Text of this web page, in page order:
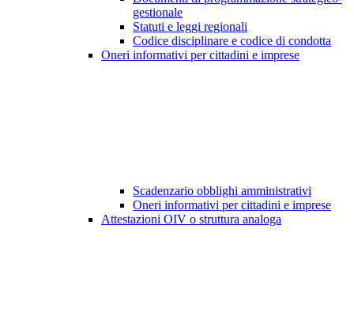
gestionale
Statuti e leggi regionali
Codice disciplinare e codice di condotta
Oneri informativi per cittadini e imprese
Scadenzario obblighi amministrativi
Oneri informativi per cittadini e imprese
Attestazioni OIV o struttura analoga